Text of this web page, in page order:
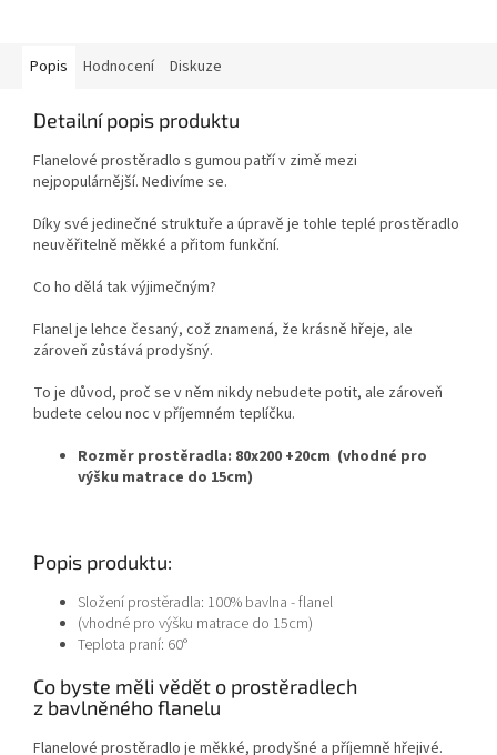
Popis Hodnocení Diskuze
Detailní popis produktu
Flanelové prostěradlo s gumou patří v zimě mezi
nejpopulárnější. Nedivíme se.
Díky své jedinečné struktuře a úpravě je tohle teplé prostěradlo
neuvěřitelně měkké a přitom funkční.
Co ho dělá tak výjimečným?
Flanel je lehce česaný, což znamená, že krásně hřeje, ale
zároveň zůstává prodyšný.
To je důvod, proč se v něm nikdy nebudete potit, ale zároveň
budete celou noc v příjemném teplíčku.
Rozměr prostěradla: 80x200 +20cm (vhodné pro
výšku matrace do 15cm)
Popis produktu:
Složení prostěradla: 100% bavlna - flanel
(vhodné pro výšku matrace do 15cm)
Teplota praní: 60°
Co byste měli vědět o prostěradlech
z bavlněného flanelu
Flanelové prostěradlo je měkké, prodyšné a příjemně hřejivé.